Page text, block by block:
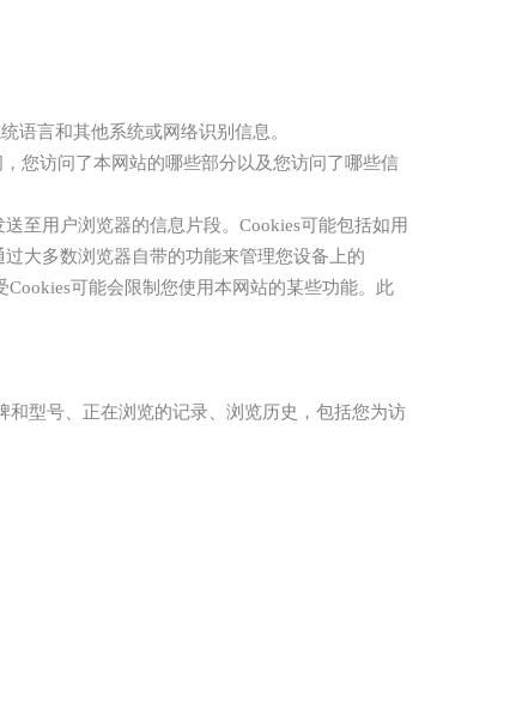
语言和其他系统或网络识别信息。
您访问了本网站的哪些部分以及您访问了哪些信
至用户浏览器的信息片段。Cookies可能包括如用
大多数浏览器自带的功能来管理您设备上的
可能会限制您使用本网站的某些功能。此
型号、正在浏览的记录、浏览历史，包括您为访